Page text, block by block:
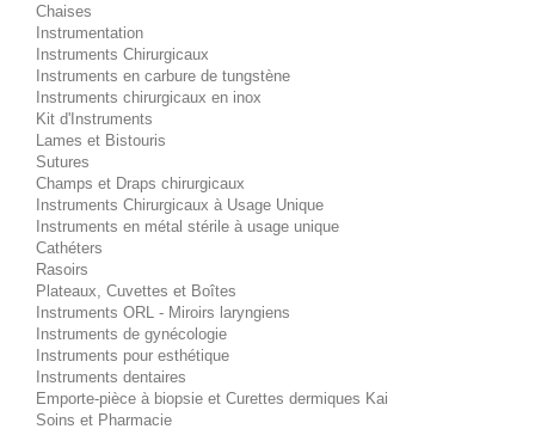
Chaises
Instrumentation
Instruments Chirurgicaux
Instruments en carbure de tungstène
Instruments chirurgicaux en inox
Kit d'Instruments
Lames et Bistouris
Sutures
Champs et Draps chirurgicaux
Instruments Chirurgicaux à Usage Unique
Instruments en métal stérile à usage unique
Cathéters
Rasoirs
Plateaux, Cuvettes et Boîtes
Instruments ORL - Miroirs laryngiens
Instruments de gynécologie
Instruments pour esthétique
Instruments dentaires
Emporte-pièce à biopsie et Curettes dermiques Kai
Soins et Pharmacie